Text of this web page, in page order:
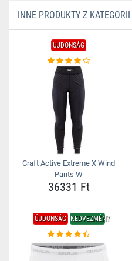
INNE PRODUKTY Z
ÚJDONSÁG
Craft Active Extreme X Wind
Pants W
36331 Ft
ÚJDONSÁG KEDVEZMÉNY